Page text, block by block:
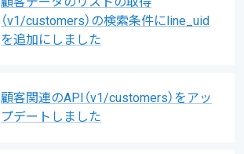
（v1/customers）の検索条件にline_uid
を追加にしました
顧客関連のAPI（v1/customers）をアッ
プデートしました